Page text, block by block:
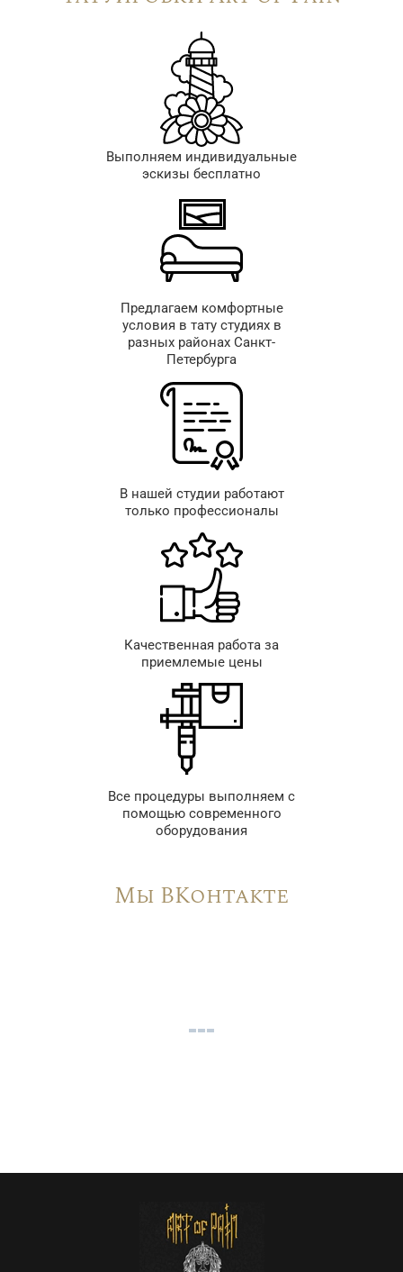
Выполняем индивидуальные
эскизы бесплатно
Предлагаем комфортные
условия в тату студиях в
разных районах Санкт-
Петербурга
В нашей студии работают
только профессионалы
Качественная работа за
приемлемые цены
Все процедуры выполняем с
помощью современного
оборудования
Мы ВКонтакте